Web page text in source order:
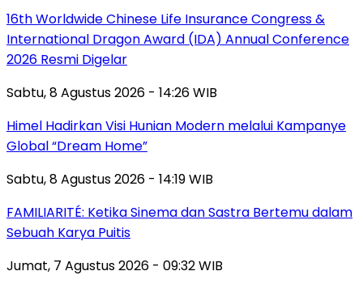
16th Worldwide Chinese Life Insurance Congress &
International Dragon Award (IDA) Annual Conference
2026 Resmi Digelar
Sabtu, 8 Agustus 2026 - 14:26 WIB
Himel Hadirkan Visi Hunian Modern melalui Kampanye
Global “Dream Home”
Sabtu, 8 Agustus 2026 - 14:19 WIB
FAMILIARITÉ: Ketika Sinema dan Sastra Bertemu dalam
Sebuah Karya Puitis
Jumat, 7 Agustus 2026 - 09:32 WIB